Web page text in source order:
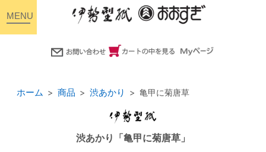
ホーム 商品 渋あかり 亀甲に菊唐草
渋あかり「亀甲に菊唐草」
toggle
navigation